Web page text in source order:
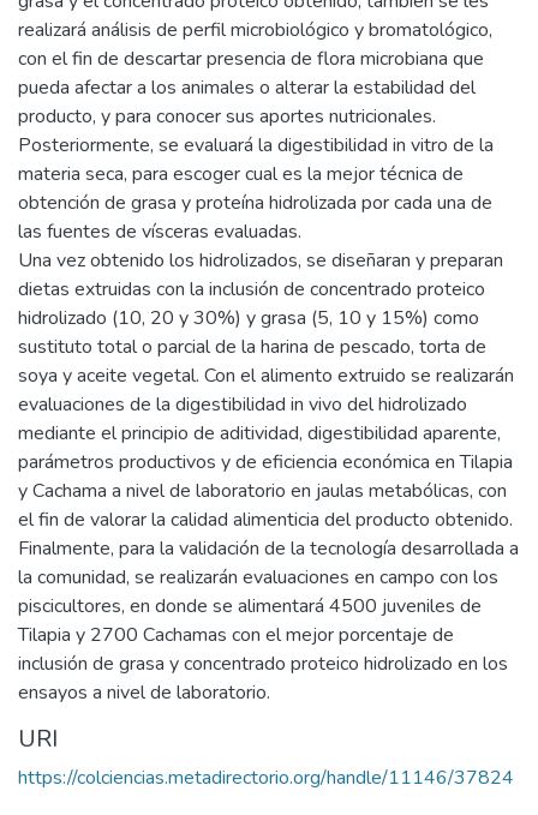
realizará análisis de perfil microbiológico y bromatológico,
con el fin de descartar presencia de flora microbiana que
pueda afectar a los animales o alterar la estabilidad del
producto, y para conocer sus aportes nutricionales.
Posteriormente, se evaluará la digestibilidad in vitro de la
materia seca, para escoger cual es la mejor técnica de
obtención de grasa y proteína hidrolizada por cada una de
las fuentes de vísceras evaluadas.
Una vez obtenido los hidrolizados, se diseñaran y preparan
dietas extruidas con la inclusión de concentrado proteico
hidrolizado (10, 20 y 30%) y grasa (5, 10 y 15%) como
sustituto total o parcial de la harina de pescado, torta de
soya y aceite vegetal. Con el alimento extruido se realizarán
evaluaciones de la digestibilidad in vivo del hidrolizado
mediante el principio de aditividad, digestibilidad aparente,
parámetros productivos y de eficiencia económica en Tilapia
y Cachama a nivel de laboratorio en jaulas metabólicas, con
el fin de valorar la calidad alimenticia del producto obtenido.
Finalmente, para la validación de la tecnología desarrollada a
la comunidad, se realizarán evaluaciones en campo con los
piscicultores, en donde se alimentará 4500 juveniles de
Tilapia y 2700 Cachamas con el mejor porcentaje de
inclusión de grasa y concentrado proteico hidrolizado en los
ensayos a nivel de laboratorio.
URI
https://colciencias.metadirectorio.org/handle/11146/37824